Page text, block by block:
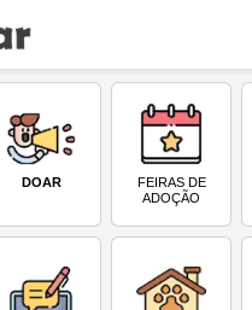
DOAR
FEIRAS DE
ADOÇÃO